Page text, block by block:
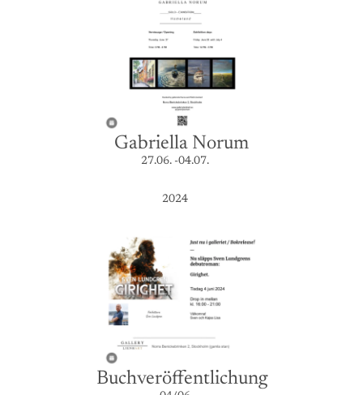
Gabriella Norum
27.06. -04.07.
2024
Buchveröffentlichung